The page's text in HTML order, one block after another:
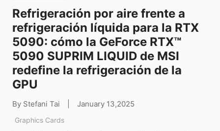
Refrigeración por aire frente a
refrigeración líquida para la RTX
5090: cómo la GeForce RTX™
5090 SUPRIM LIQUID de MSI
redefine la refrigeración de la
GPU
By Stefani Tai January 13,2025
Graphics Cards